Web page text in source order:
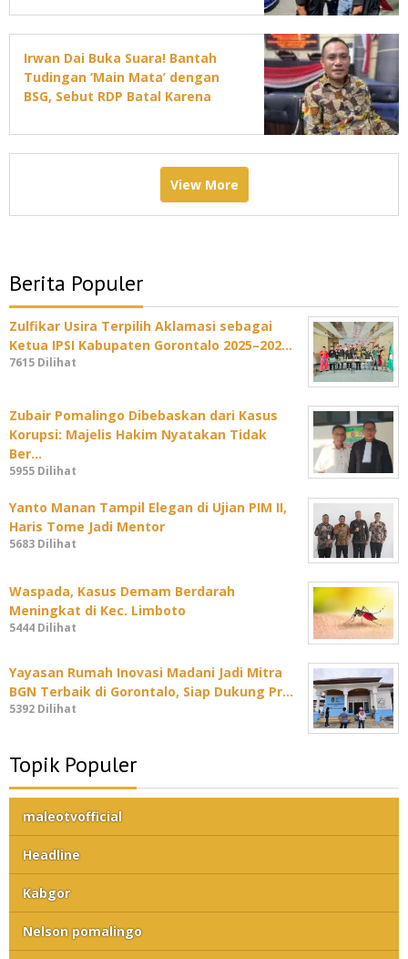
Irwan Dai Buka Suara! Bantah
Tudingan ‘Main Mata’ dengan
BSG, Sebut RDP Batal Karena
View More
Berita Populer
Zulfikar Usira Terpilih Aklamasi sebagai
Ketua IPSI Kabupaten Gorontalo 2025–202…
7615 Dilihat
Zubair Pomalingo Dibebaskan dari Kasus
Korupsi: Majelis Hakim Nyatakan Tidak
Ber…
5955 Dilihat
Yanto Manan Tampil Elegan di Ujian PIM II,
Haris Tome Jadi Mentor
5683 Dilihat
Waspada, Kasus Demam Berdarah
Meningkat di Kec. Limboto
5444 Dilihat
Yayasan Rumah Inovasi Madani Jadi Mitra
BGN Terbaik di Gorontalo, Siap Dukung Pr…
5392 Dilihat
Topik Populer
maleotvofficial
Headline
Kabgor
Nelson pomalingo